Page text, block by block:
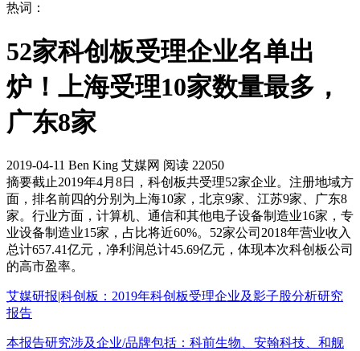
热词：
52家科创板受理企业名单出
炉！上海受理10家数量最多，
广东8家
2019-04-11 Ben King 艾媒网 阅读 22050
摘要截止2019年4月8日，科创板共受理52家企业。注册地域方
面，排名前四的分别为上海10家，北京9家、江苏9家、广东8
家。行业方面，计算机、通信和其他电子设备制造业16家，专
业设备制造业15家，占比将近60%。52家公司2018年营业收入
总计657.41亿元，净利润总计45.69亿元，体现本次科创板公司
的高市盈率。
艾媒研报|科创板：2019年科创板受理企业及影子股分析研究
报告
本报告研究涉及企业/品牌包括：科前生物、安翰科技、和舰